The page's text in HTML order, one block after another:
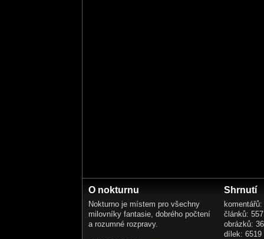
O nokturnu
Nokturno je místem pro všechny
milovníky fantasie, dobrého počtení
a rozumné rozpravy.
Shrnutí
článků: 557
obrázků:
dílek: 6519